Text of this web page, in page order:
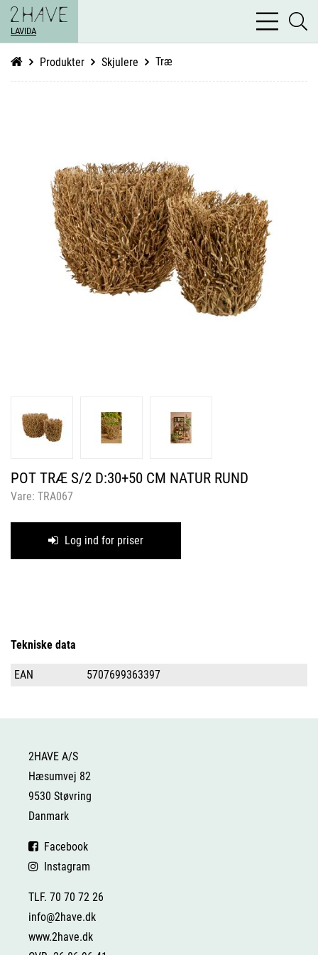
LAVIDA
bars
light
Produkter Skjulere Træ
POT TRÆ S/2 D:30+50 CM NATUR RUND
Vare: TRA067
Log ind for priser
Tekniske data
EAN 5707699363397
2HAVE A/S
Hæsumvej 82
9530 Støvring
Danmark
Facebook
Instagram
TLF. 70 70 72 26
info@2have.dk
www.2have.dk